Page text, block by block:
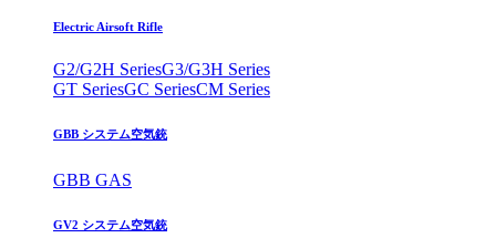
Electric Airsoft Rifle
G2/G2H SeriesG3/G3H Series
GT SeriesGC SeriesCM Series
GBB システム空気銃
GBB GAS
GV2 システム空気銃